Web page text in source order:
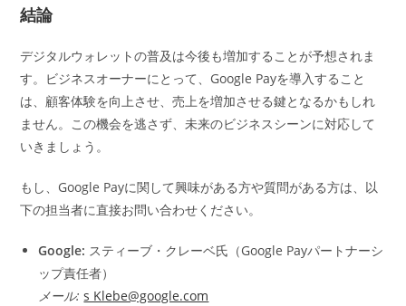
結論
デジタルウォレットの普及は今後も増加することが予想されま
す。ビジネスオーナーにとって、Google Payを導入すること
は、顧客体験を向上させ、売上を増加させる鍵となるかもしれ
ません。この機会を逃さず、未来のビジネスシーンに対応して
いきましょう。
もし、Google Payに関して興味がある方や質問がある方は、以
下の担当者に直接お問い合わせください。
Google: スティーブ・クレーベ氏（Google Payパートナーシ
ップ責任者）
メール:s Klebe@google.com